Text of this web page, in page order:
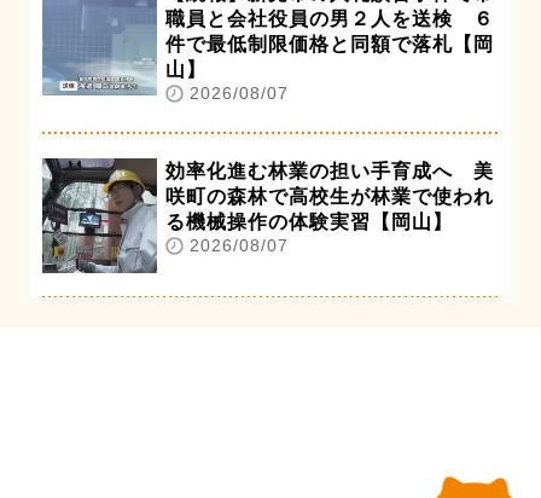
職員と会社役員の男２人を送検 ６
件で最低制限価格と同額で落札【岡
山】
2026/08/07
効率化進む林業の担い手育成へ 美
咲町の森林で高校生が林業で使われ
る機械操作の体験実習【岡山】
2026/08/07